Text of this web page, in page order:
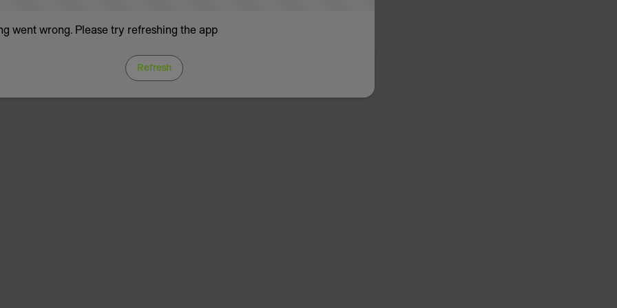
went wrong. Please try refreshing the app
Refresh